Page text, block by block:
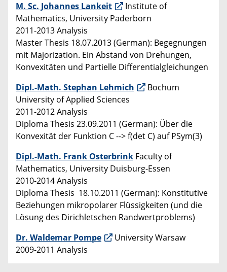
M. Sc. Johannes Lankeit
Institute of
Mathematics, University Paderborn
2011-2013 Analysis
Master Thesis 18.07.2013 (German): Begegnungen
mit Majorization. Ein Abstand von Drehungen,
Konvexitäten und Partielle Differentialgleichungen
Dipl.-Math. Stephan Lehmich
Bochum
University of Applied Sciences
2011-2012 Analysis
Diploma Thesis 23.09.2011 (German): Über die
Konvexität der Funktion C --> f(det C) auf PSym(3)
Dipl.-Math. Frank Osterbrink Faculty of
Mathematics, University Duisburg-Essen
2010-2014 Analysis
Diploma Thesis 18.10.2011 (German): Konstitutive
Beziehungen mikropolarer Flüssigkeiten (und die
Lösung des Dirichletschen Randwertproblems)
Dr. Waldemar Pompe
University Warsaw
2009-2011 Analysis